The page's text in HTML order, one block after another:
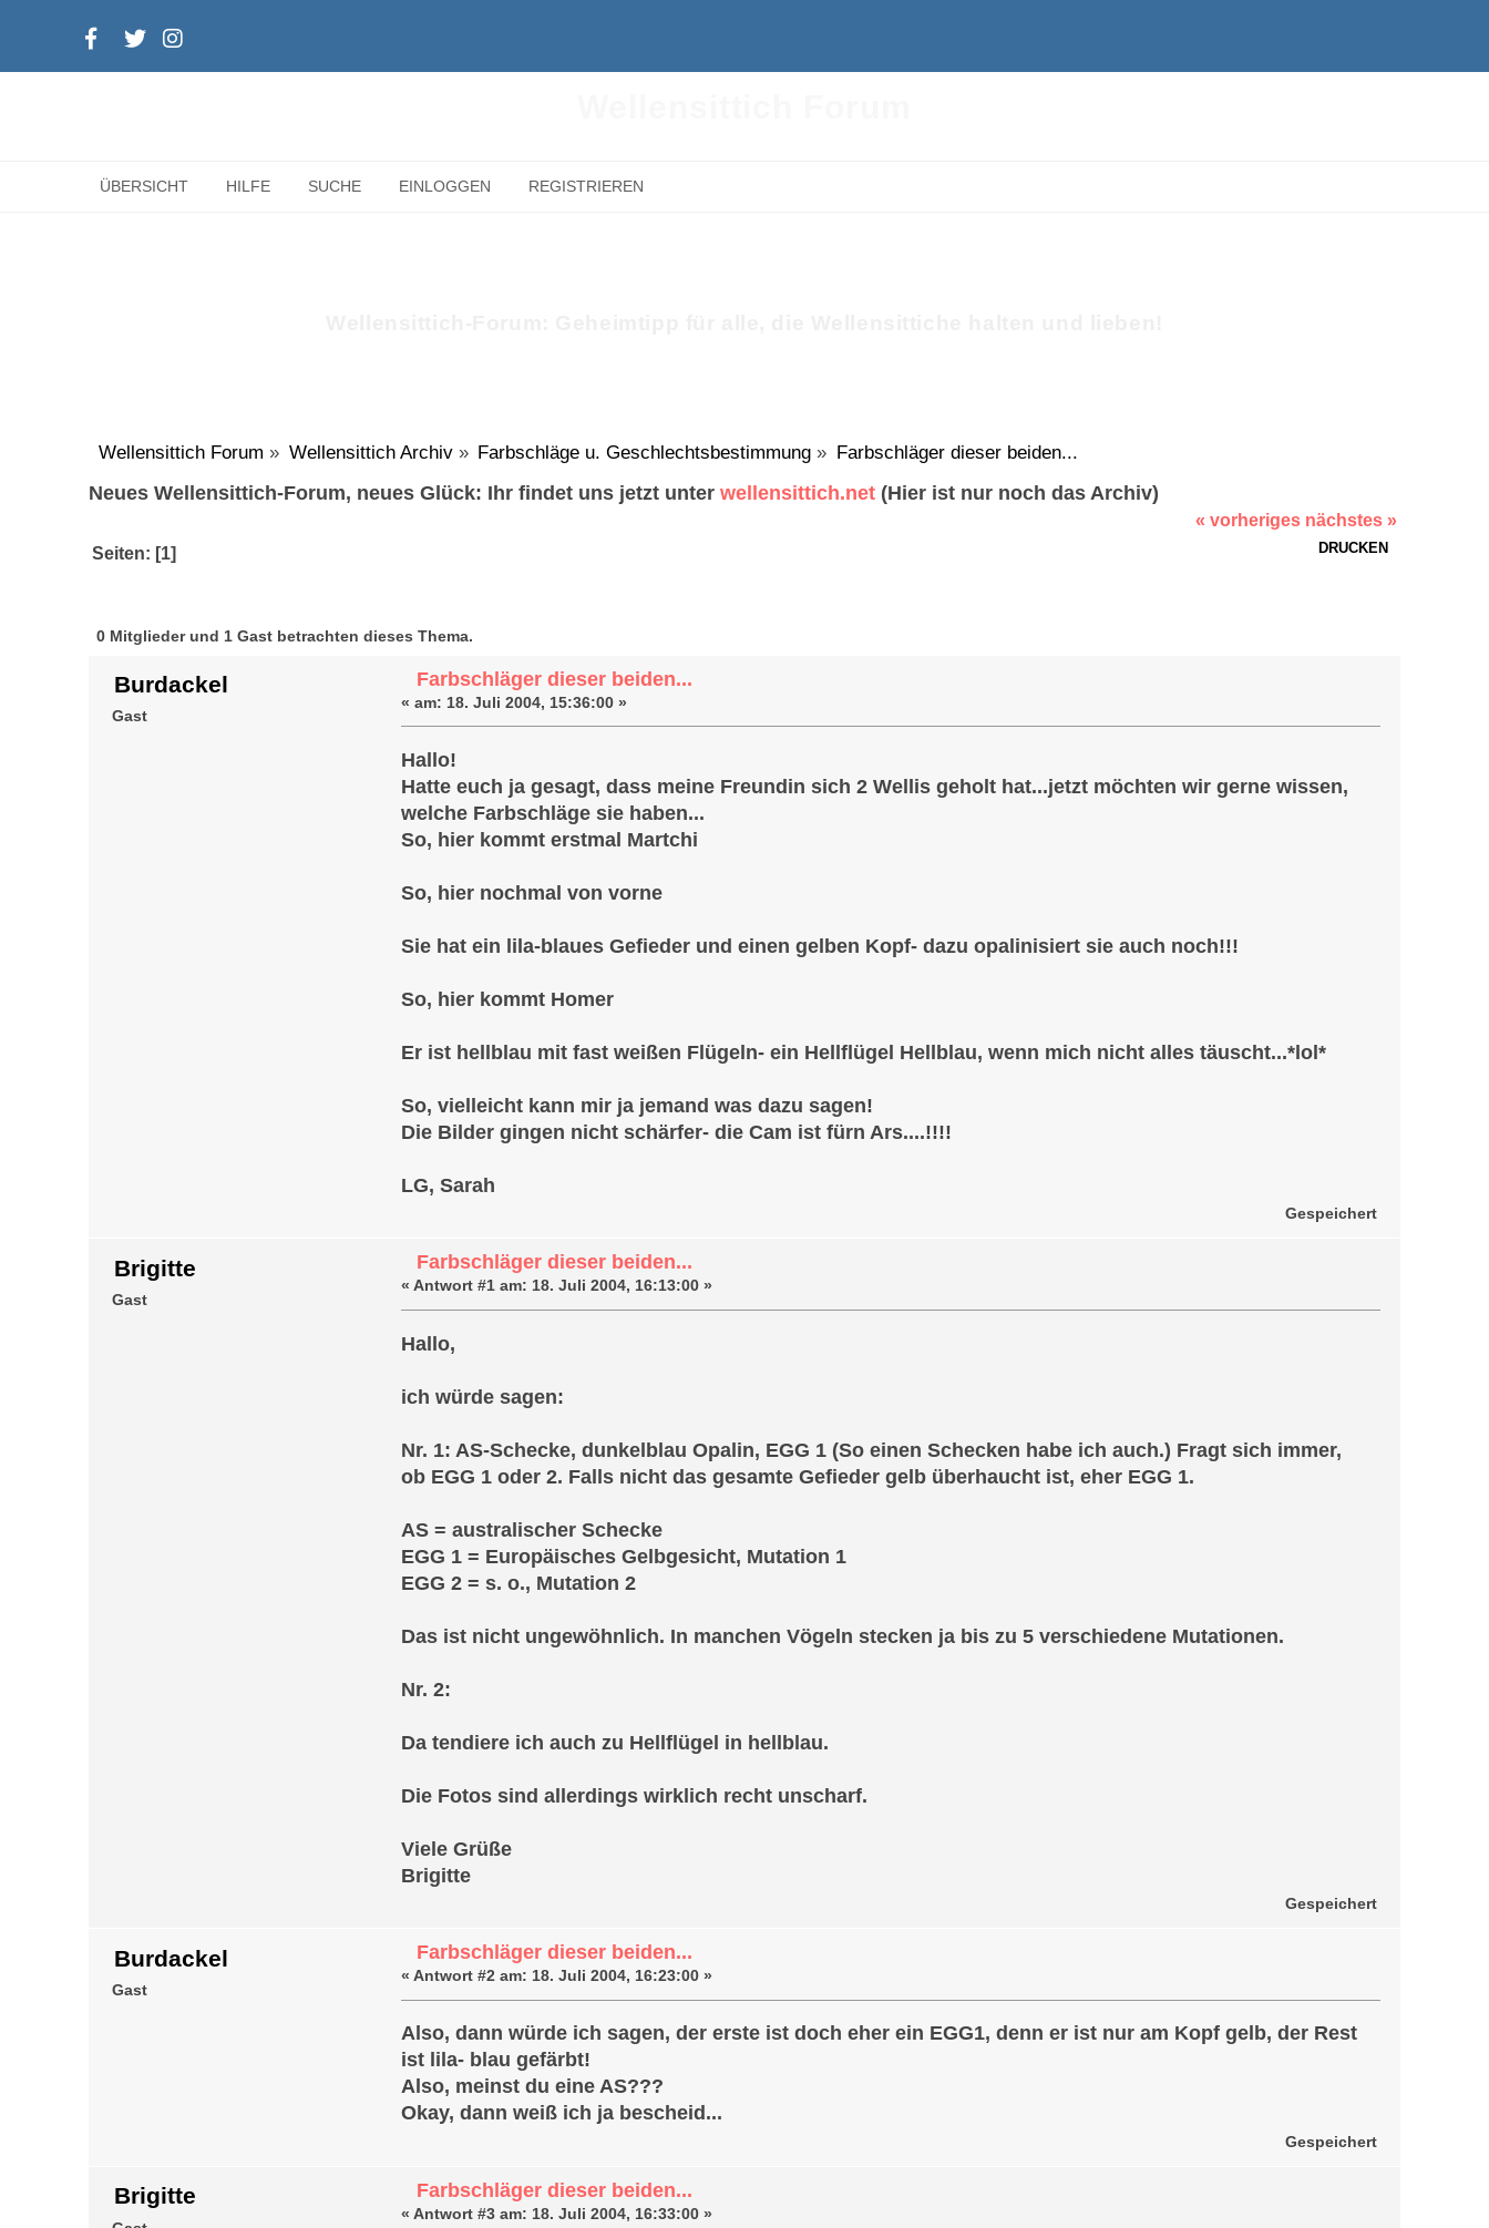
ÜBERSICHT HILFE SUCHE EINLOGGEN REGISTRIEREN
Wellensittich Forum » Wellensittich Archiv» Farbschläge u. Geschlechtsbestimmung » Farbschläger dieser beiden...
Neues Wellensittich-Forum, neues Glück: Ihr findet uns jetzt unter wellensittich.net (Hier ist nur noch das Archiv)
« vorheriges nächstes »
DRUCKEN
Seiten: [1]
0 Mitglieder und 1 Gast betrachten dieses Thema.
Burdackel
Gast
Farbschläger dieser beiden...
« am: 18. Juli 2004, 15:36:00 »
Hallo!
Hatte euch ja gesagt, dass meine Freundin sich 2 Wellis geholt hat...jetzt möchten wir gerne wissen,
welche Farbschläge sie haben...
So, hier kommt erstmal Martchi
So, hier nochmal von vorne
Sie hat ein lila-blaues Gefieder und einen gelben Kopf- dazu opalinisiert sie auch noch!!!
So, hier kommt Homer
Er ist hellblau mit fast weißen Flügeln- ein Hellflügel Hellblau, wenn mich nicht alles täuscht...*lol*
So, vielleicht kann mir ja jemand was dazu sagen!
Die Bilder gingen nicht schärfer- die Cam ist fürn Ars....!!!!
LG, Sarah
Gespeichert
Brigitte
Gast
Farbschläger dieser beiden...
« Antwort #1 am: 18. Juli 2004, 16:13:00 »
Hallo,
ich würde sagen:
Nr. 1: AS-Schecke, dunkelblau Opalin, EGG 1 (So einen Schecken habe ich auch.) Fragt sich immer,
ob EGG 1 oder 2. Falls nicht das gesamte Gefieder gelb überhaucht ist, eher EGG 1.
AS = australischer Schecke
EGG 1 = Europäisches Gelbgesicht, Mutation 1
EGG 2 = s. o., Mutation 2
Das ist nicht ungewöhnlich. In manchen Vögeln stecken ja bis zu 5 verschiedene Mutationen.
Nr. 2:
Da tendiere ich auch zu Hellflügel in hellblau.
Die Fotos sind allerdings wirklich recht unscharf.
Viele Grüße
Brigitte
Gespeichert
Burdackel
Gast
Farbschläger dieser beiden...
« Antwort #2 am: 18. Juli 2004, 16:23:00 »
Also, dann würde ich sagen, der erste ist doch eher ein EGG1, denn er ist nur am Kopf gelb, der Rest
ist lila- blau gefärbt!
Also, meinst du eine AS???
Okay, dann weiß ich ja bescheid...
Gespeichert
Brigitte Farbschläger dieser beiden...
« Antwort #3 am: 18. Juli 2004, 16:33:00 »